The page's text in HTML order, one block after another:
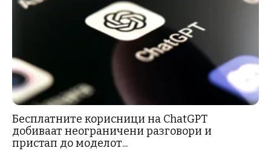
Бесплатните корисници на ChatGPT
добиваат неограничени разговори и
пристап до моделот...